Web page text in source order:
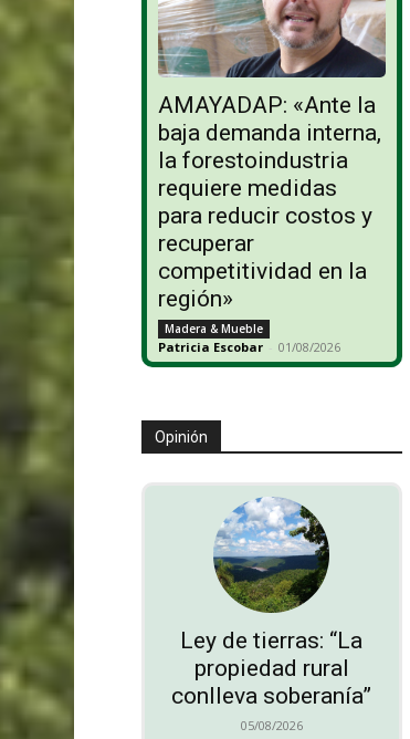
AMAYADAP: «Ante la
baja demanda interna,
la forestoindustria
requiere medidas
para reducir costos y
recuperar
competitividad en la
región»
Madera & Mueble
Patricia Escobar - 01/08/2026
Opinión
Ley de tierras: “La
propiedad rural
conlleva soberanía”
05/08/2026